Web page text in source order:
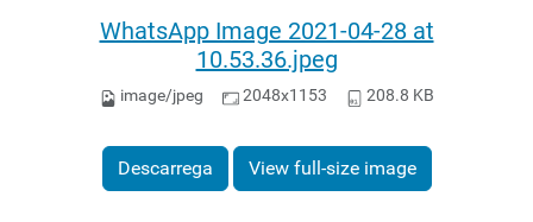
WhatsApp Image 2021-04-28 at
10.53.36.jpeg
image/jpeg 2048x1153 208.8 KB
Descarrega View full-size image